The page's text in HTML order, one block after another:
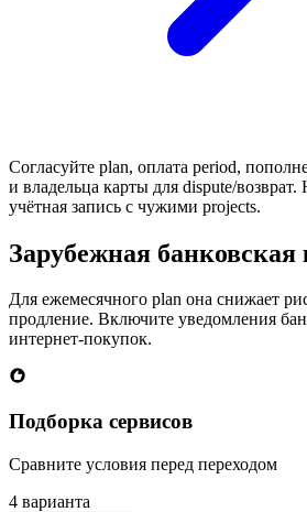
Согласуйте plan, оплата period,
и владельца карты для dispute/
учётная запись с чужими projects.
Зарубежная банковская
Для ежемесячного plan она снижает
продление. Включите уведомления
интернет-покупок.
Подборка сервисов
Сравните условия перед переходом
4 варианта